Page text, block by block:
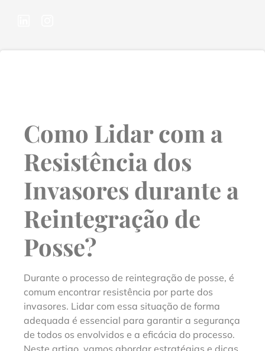
Como Lidar com a
Resistência dos
Invasores durante a
Reintegração de
Posse?
Durante o processo de reintegração de posse, é
comum encontrar resistência por parte dos
invasores. Lidar com essa situação de forma
adequada é essencial para garantir a segurança
de todos os envolvidos e a eficácia do processo.
Neste artigo, vamos abordar estratégias e dicas